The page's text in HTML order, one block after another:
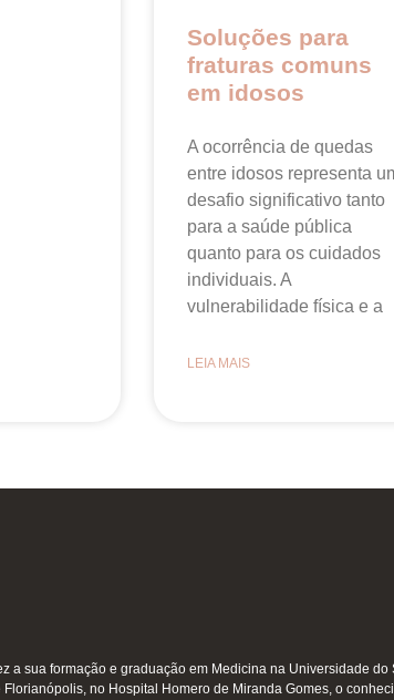
Soluções para
fraturas comuns
em idosos
A ocorrência de quedas
entre idosos representa
desafio significativo tanto
para a saúde pública
quanto para os cuidados
individuais. A
vulnerabilidade física e a
LEIA MAIS
a sua formação e graduação em Medicina na Universidade
no Hospital Homero de Miranda Gomes, o